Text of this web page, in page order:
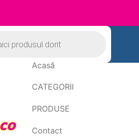
Acasă
CATEGORII
PRODUSE
Contact